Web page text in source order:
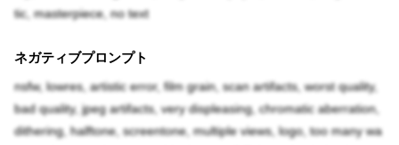
tic, masterpiece, no text
ネガティブプロンプト
nsfw, lowres, artistic error, film grain, scan artifacts, worst quality,
bad quality, jpeg artifacts, very displeasing, chromatic aberration,
dithering, halftone, screentone, multiple views, logo, too many wa